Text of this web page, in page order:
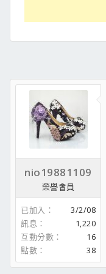
nio19881109
榮譽會員
已加入
3/2/08
訊息
1,220
互動分數
16
點數
38